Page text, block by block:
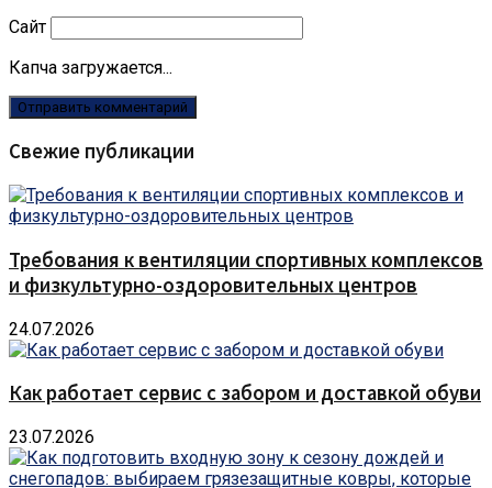
Сайт
Капча загружается...
Свежие публикации
Требования к вентиляции спортивных комплексов
и физкультурно-оздоровительных центров
24.07.2026
Как работает сервис с забором и доставкой обуви
23.07.2026